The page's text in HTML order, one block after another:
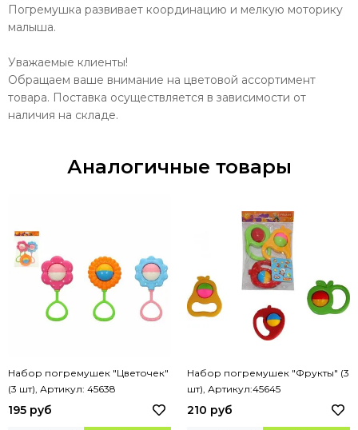
Погремушка развивает координацию и мелкую моторику
малыша.
Уважаемые клиенты!
Обращаем ваше внимание на цветовой ассортимент
товара. Поставка осуществляется в зависимости от
наличия на складе.
Аналогичные товары
Набор погремушек "Цветочек"
(3 шт), Артикул: 45638
195 руб
Набор погремушек "Фрукты" (3
шт), Артикул:45645
210 руб